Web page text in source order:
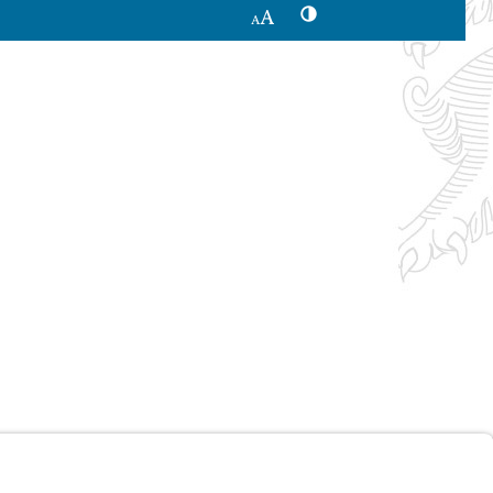
SchriftgrößeKontrastwechsel